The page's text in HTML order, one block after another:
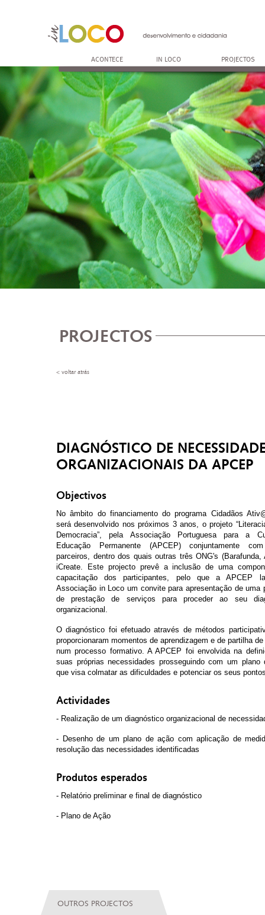
ACONTECE IN LOCO PROJECTOS
PROJECTOS
< voltar atrás
DIAGNÓSTICO DE
ORGANIZACIONAIS DA APCEP
Objectivos
No âmbito do financiamento do programa Cidadãos
será desenvolvido nos próximos 3 anos, o projeto
Democracia”, pela Associação Portuguesa para a
Educação Permanente (APCEP) conjuntamente
parceiros, dentro dos quais outras três ONG's (Barafunda,
iCreate. Este projecto prevê a inclusão de uma
capacitação dos participantes, pelo que a APCEP
Associação in Loco um convite para apresentação de uma
de prestação de serviços para proceder ao seu
organizacional.
O diagnóstico foi efetuado através de métodos
proporcionaram momentos de aprendizagem e de partilha
num processo formativo. A APCEP foi envolvida na
suas próprias necessidades prosseguindo com um plano
que visa colmatar as dificuldades e potenciar os seus
Actividades
- Realização de um diagnóstico organizacional de
- Desenho de um plano de ação com aplicação de
resolução das necessidades identificadas
Produtos esperados
- Relatório preliminar e final de diagnóstico
- Plano de Ação
OUTROS PROJECTOS